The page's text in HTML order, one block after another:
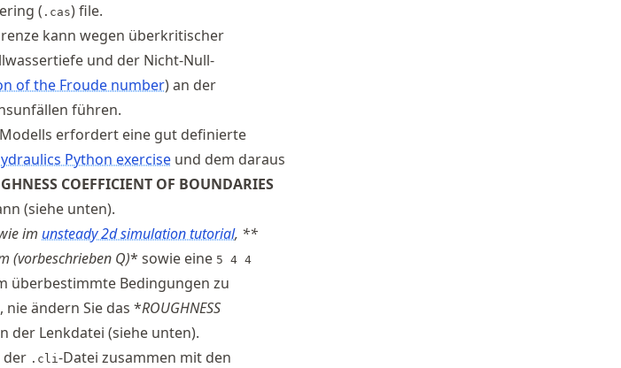
( .cas) file.
kann wegen überkritischer
und der Nicht-Null-
of the Froude number) an der
führen.
erfordert eine gut definierte
Python exercise und dem daraus
COEFFICIENT OF BOUNDARIES
(siehe unten).
im unsteady 2d simulation tutorial, **
(vorbeschrieben Q)* sowie eine 5 4 4
überbestimmte Bedingungen zu
ändern Sie das *ROUGHNESS
der Lenkdatei (siehe unten).
der .cli-Datei zusammen mit den